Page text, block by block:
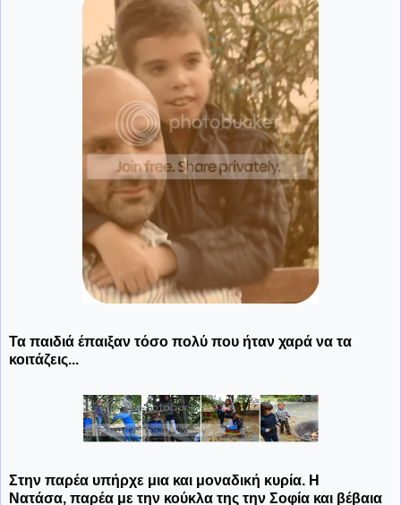
Τα παιδιά έπαιξαν τόσο πολύ που ήταν χαρά να τα
κοιτάζεις...
Στην παρέα υπήρχε μια και μοναδική κυρία. Η
Νατάσα, παρέα με την κούκλα της την Σοφία και βέβαια